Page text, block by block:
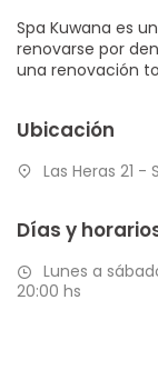
Spa Kuwana es
renovarse por
una renovación
Ubicación
Las Heras 21
Días y
Lunes a
20:00 hs